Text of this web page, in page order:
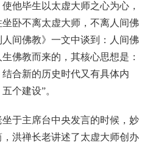
他毕生以太虚大师之心为心，
卧不离太虚大师，不离人间佛
间佛教》一文中谈到：人间佛
佛教而来的，其核心思想是：
合新的历史时代又有具体内
个建设”。
于主席台中央发言的时候，妙
洪禅长老讲述了太虚大师创办